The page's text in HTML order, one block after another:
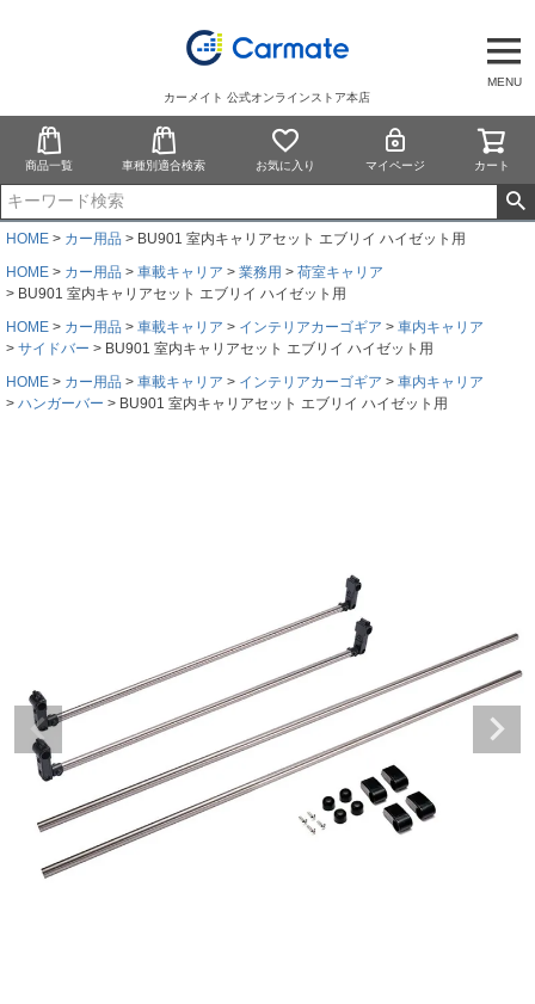
MENU
カーメイト 公式オンラインストア本店
商品一覧 車種別適合検索 お気に入り マイページ カート
HOME カー用品
BU901 室内キャリアセット エブリイ ハイゼット用
HOME
カー用品 車載キャリア 業務用
荷室キャリア
BU901 室内キャリアセット エブリイ ハイゼット用
HOME
カー用品 車載キャリア インテリアカーゴギア
車内キャリア
サイドバー
BU901 室内キャリアセット エブリイ ハイゼット用
HOME
カー用品 車載キャリア インテリアカーゴギア
車内キャリア
ハンガーバー
BU901 室内キャリアセット エブリイ ハイゼット用